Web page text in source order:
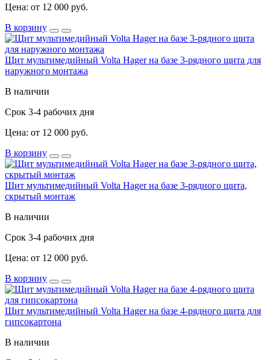
Цена: от 12 000 руб.
В корзину
Щит мультимедийный Volta Hager на базе 3-рядного щита для
наружного монтажа
В наличии
Срок 3-4 рабочих дня
Цена: от 12 000 руб.
В корзину
Щит мультимедийный Volta Hager на базе 3-рядного щита,
скрытый монтаж
В наличии
Срок 3-4 рабочих дня
Цена: от 12 000 руб.
В корзину
Щит мультимедийный Volta Hager на базе 4-рядного щита для
гипсокартона
В наличии